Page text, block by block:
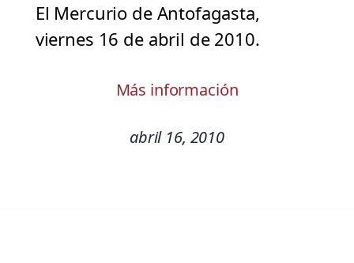
El Mercurio de Antofagasta,
viernes 16 de abril de 2010.
Más información
abril 16, 2010